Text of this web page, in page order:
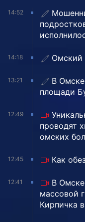
14:52
14:18 Омский
13:21
В Омске
площади
12:49
проводят
омских
12:45 Как
12:41
В
массовой
Кирпичка